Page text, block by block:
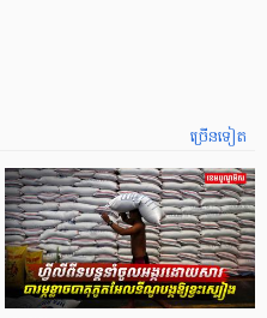
ច្រើនទៀត